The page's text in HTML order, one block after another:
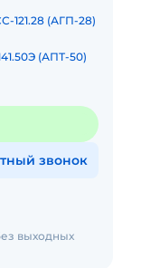
121.28 (АГП-28)
(АПТ-50)
звонок
выходных